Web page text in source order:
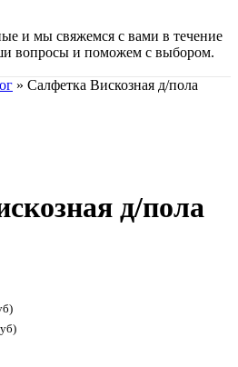
и мы свяжемся с вами в течение
вопросы и поможем с выбором.
» Салфетка Вискозная д/пола
д/пола